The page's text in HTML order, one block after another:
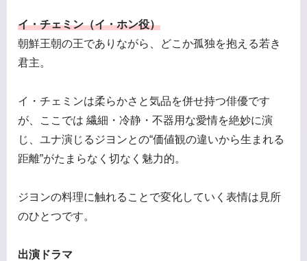
イ・チェミン（イ・ホン役）
朝鮮王朝の王でありながら、どこか孤独を抱える若き
君主。
イ・チェミンは柔らかさと気品を併せ持つ俳優です
が、ここでは 繊細・冷静・不器用な愛情を絶妙に演
じ、ユナ演じるジヨンとの“価値観の違いから生まれる
距離”がたまらなく切なく魅力的。
ジヨンの料理に触れることで変化していく表情は見所
のひとつです。
出演ドラマ